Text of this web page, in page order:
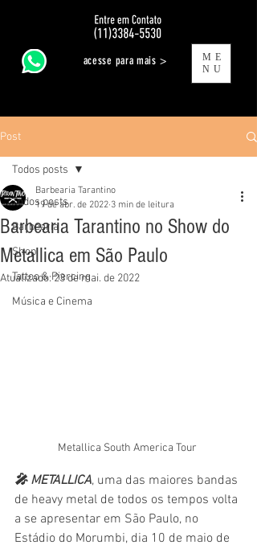
acesse para mais >
ME
NU
Post
Todos posts
Barbearia
Shop
Tattoo & Piercing
Música e Cinema
Todos posts
Barbearia Tarantino no Show do
Metallica em São Paulo
Barbearia Tarantino
19 de abr. de 2022 3 min de leitura
Atualizado:23 de mai. de 2022
Metallica South America Tour
🎤 METALLICA, uma das maiores bandas
de heavy metal de todos os tempos volta
a se apresentar em São Paulo, no
Estádio do Morumbi, dia 10 de maio de